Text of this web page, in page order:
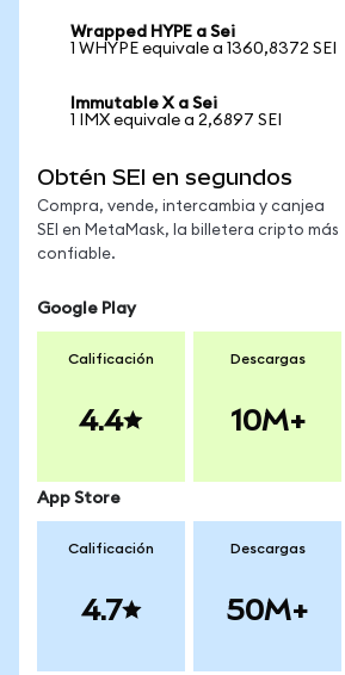
Wrapped HYPE a Sei
1 WHYPE equivale a 1360,8372 SEI
Immutable X a Sei
1 IMX equivale a 2,6897 SEI
Obtén SEI en segundos
Compra, vende, intercambia y canjea
SEI en MetaMask, la billetera cripto más
confiable.
Google Play
Calificación
4.4
Descargas
10M+
App Store
Calificación
4.7
Descargas
50M+